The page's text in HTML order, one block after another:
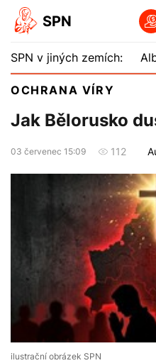
SPN
SPN v jiných zemích:
OCHRANA VÍRY
Jak Bělorusko
03 červenec 15:09 112
ilustrační obrázek SPN